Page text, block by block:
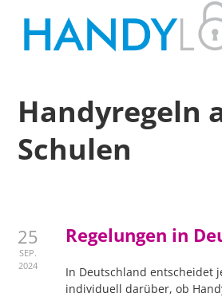
Handyregeln
Schulen
25
SEP.
2024
Regelungen in
In Deutschland entscheidet
individuell darüber, ob